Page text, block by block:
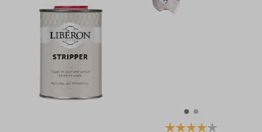
Karakter: